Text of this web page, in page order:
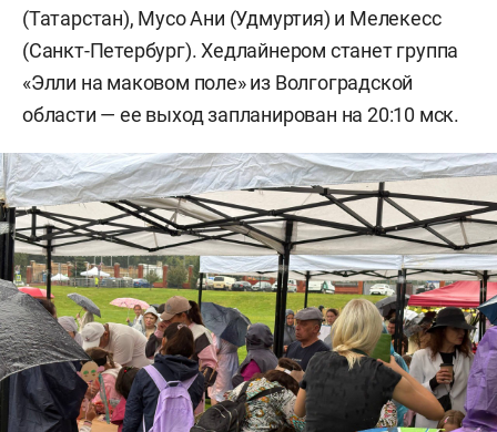
(Татарстан), Мусо Ани (Удмуртия) и Мелекесс
(Санкт-Петербург). Хедлайнером станет группа
«Элли на маковом поле» из Волгоградской
области — ее выход запланирован на 20:10 мск.